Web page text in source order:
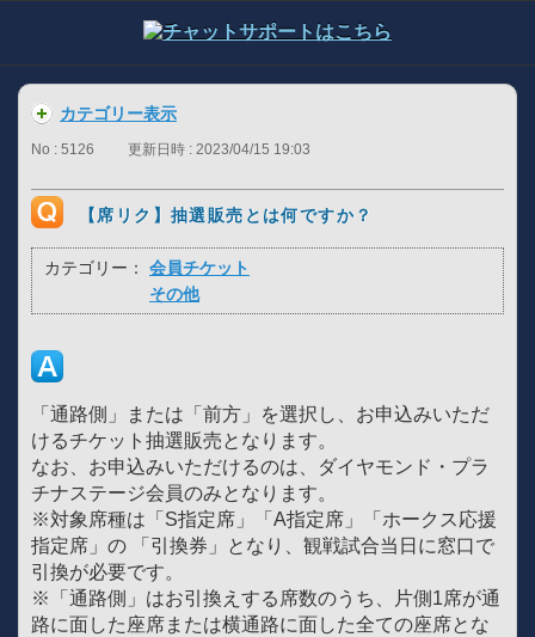
カテゴリー表示
No : 5126 更新日時 : 2023/04/15 19:03
【席リク】抽選販売とは何ですか？
カテゴリー：
会員チケット
その他
「通路側」または「前方」を選択し、お申込みいただ
けるチケット抽選販売となります。
なお、お申込みいただけるのは、ダイヤモンド・プラ
チナステージ会員のみとなります。
※対象席種は「S指定席」「A指定席」「ホークス応援
指定席」の 「引換券」となり、観戦試合当日に窓口で
引換が必要です。
※「通路側」はお引換えする席数のうち、片側1席が通
路に面した座席または横通路に面した全ての座席とな